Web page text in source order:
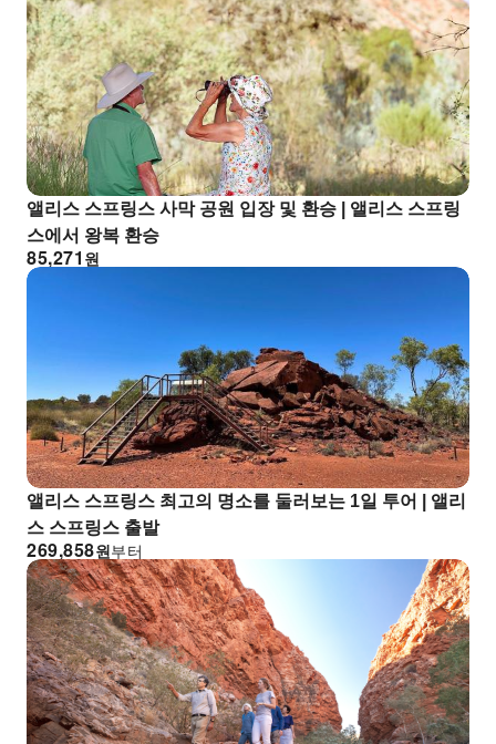
앨리스 스프링스 사막 공원 입장 및 환승 | 앨리스 스프링
스에서 왕복 환승
원
85,271
앨리스 스프링스 최고의 명소를 둘러보는 1일 투어 | 앨리
스 스프링스 출발
원
269,858 부터